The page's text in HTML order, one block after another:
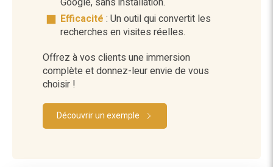
Efficacité : Un outil qui convertit les
recherches en visites réelles.
Offrez à vos clients une immersion
complète et donnez-leur envie de vous
choisir !
Découvrir un exemple